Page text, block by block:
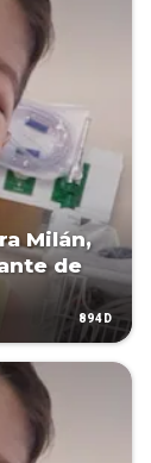
Milán,
de
894D